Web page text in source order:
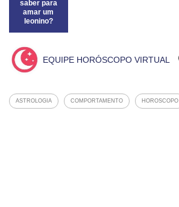
saber para
amar um
leonino?
EQUIPE HORÓSCOPO VIRTUAL
ASTROLOGIA COMPORTAMENTO HOROSCOPO